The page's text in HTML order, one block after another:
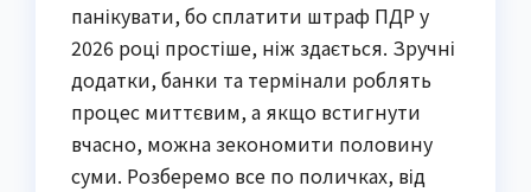
панікувати, бо сплатити штраф ПДР у
2026 році простіше, ніж здається. Зручні
додатки, банки та термінали роблять
процес миттєвим, а якщо встигнути
вчасно, можна зекономити половину
суми. Розберемо все по поличках, від